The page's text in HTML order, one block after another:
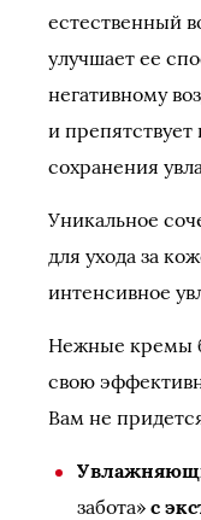
естественный
улучшает ее
негативному
и
сохранения
Уникальное
для ухода за
интенсивное
Нежные кремы
свою
Вам не
забота» с